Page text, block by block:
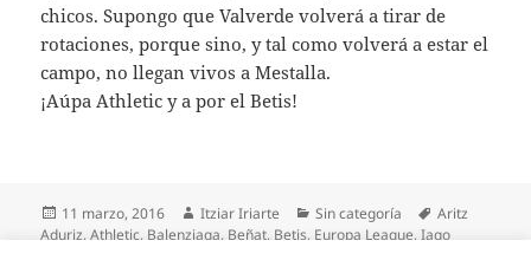
chicos. Supongo que Valverde volverá a tirar de
rotaciones, porque sino, y tal como volverá a estar el
campo, no llegan vivos a Mestalla.
¡Aúpa Athletic y a por el Betis!
Publicado
el
11 marzo, 2016 Autor
Itziar Iriarte Categorías
Sin categoría Etiquetas
Aritz
Aduriz,Athletic, Balenziaga, Beñat, Betis, Europa League,Iago